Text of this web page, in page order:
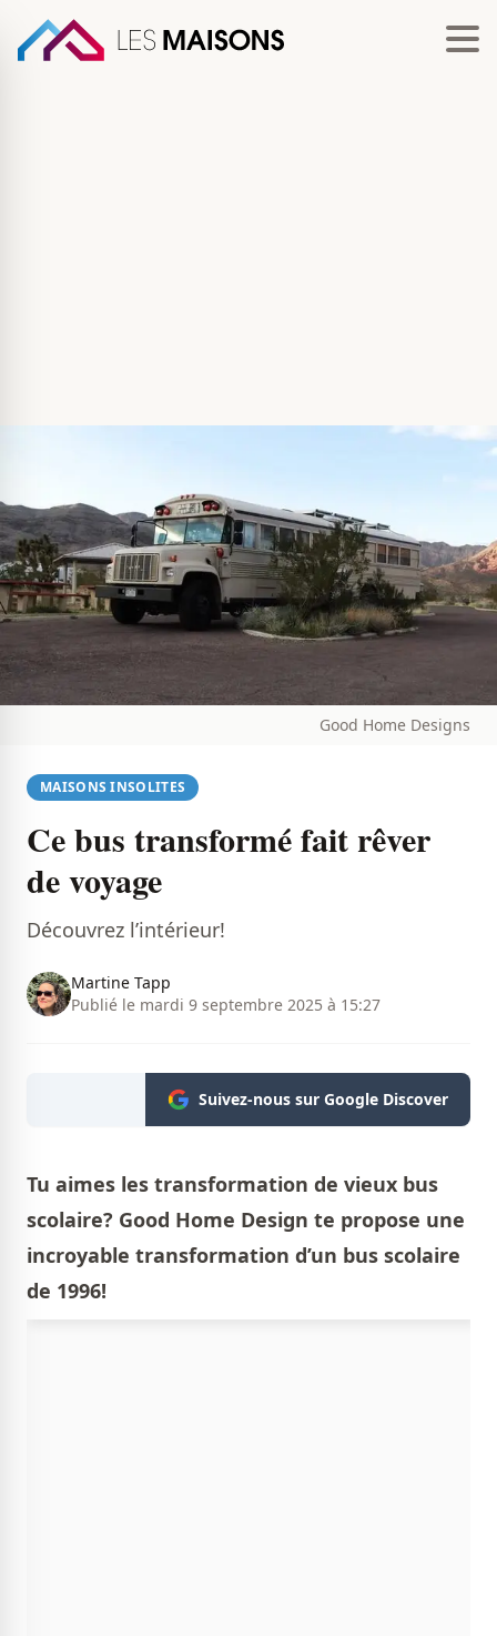
Good Home Designs
MAISONS INSOLITES
Ce bus transformé fait rêver
de voyage
Découvrez l’intérieur!
Martine Tapp
Publié le mardi 9 septembre 2025 à 15:27
Suivez-nous sur Google Discover
Tu aimes les transformation de vieux bus
scolaire? Good Home Design te propose une
incroyable transformation d’un bus scolaire
de 1996!